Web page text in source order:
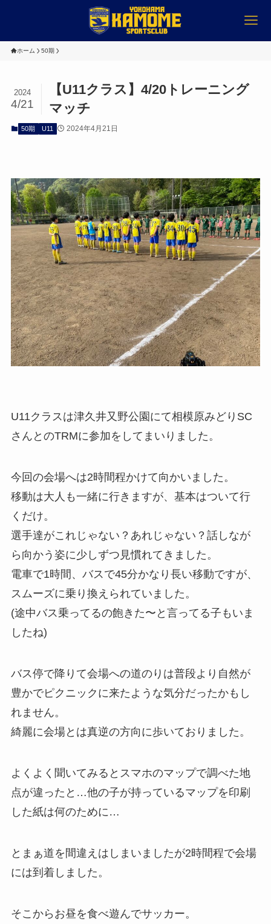
ホーム 50期
【U11クラス】4/20トレーニング
マッチ
2024
4/21
50期 U11 2024年4月21日
U11クラスは津久井又野公園にて相模原みどりSC
さんとのTRMに参加をしてまいりました。
今回の会場へは2時間程かけて向かいました。
移動は大人も一緒に行きますが、基本はついて行
くだけ。
選手達がこれじゃない？あれじゃない？話しなが
ら向かう姿に少しずつ見慣れてきました。
電車で1時間、バスで45分かなり長い移動ですが、
スムーズに乗り換えられていました。
(途中バス乗ってるの飽きた〜と言ってる子もいま
したね)
バス停で降りて会場への道のりは普段より自然が
豊かでピクニックに来たような気分だったかもし
れません。
綺麗に会場とは真逆の方向に歩いておりました。
よくよく聞いてみるとスマホのマップで調べた地
点が違ったと…他の子が持っているマップを印刷
した紙は何のために…
とまぁ道を間違えはしまいましたが2時間程で会場
には到着しました。
そこからお昼を食べ遊んでサッカー。